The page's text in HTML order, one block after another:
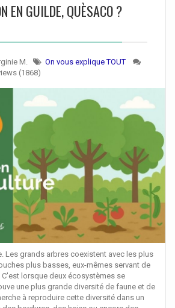
EN GUILDE, QUÈSACO ?
M.
On vous explique TOUT
(1868)
Les grands arbres coexistent avec les plus
plus basses, eux-mêmes servant de
lorsque deux écosystèmes se
une plus grande diversité de faune et de
à reproduire cette diversité dans un